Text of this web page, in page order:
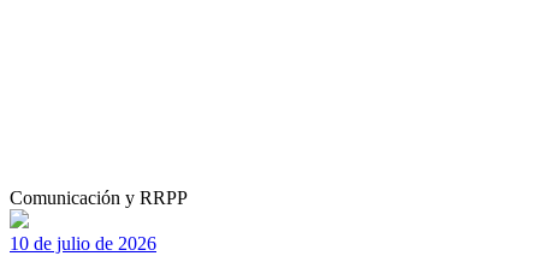
Comunicación y RRPP
10 de julio de 2026